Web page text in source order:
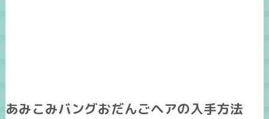
あみこみバングおだんごヘアの入手方法